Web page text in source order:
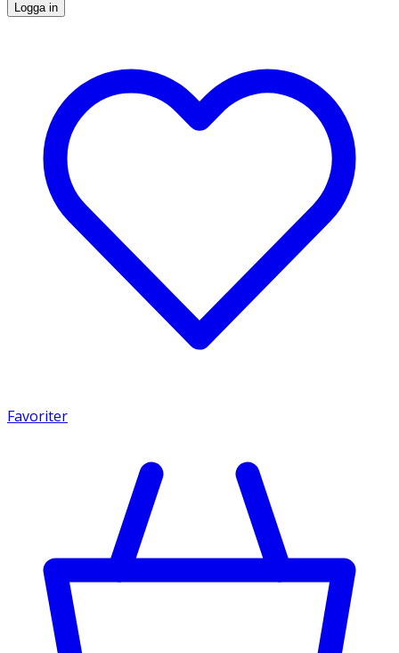
Logga in
Favoriter